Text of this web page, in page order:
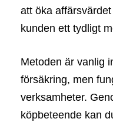
att öka
kunden ett tydligt
Metoden är vanlig
försäkring, men
verksamheter.
köpbeteende kan